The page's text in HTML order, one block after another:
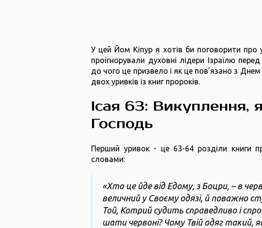
У цей Йом Кіпур я хотів би поговорити про
проігнорували духовні лідери Ізраїлю
до чого це призвело і як це пов’язано з
двох уривків із книг пророків.
Ісая 63: Викуплення,
Господь
Перший уривок - це 63-64 розділи книги
словами:
«Хто це йде від Едому, з Боцри, – в
величний у Своєму одязі, й поважно
Той, Котрий судить справедливо і
шати червоні? Чому Твій одяг такий,